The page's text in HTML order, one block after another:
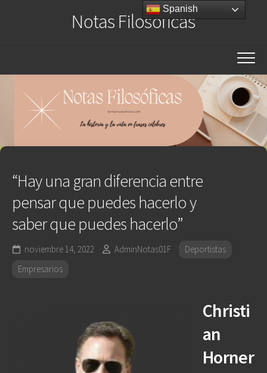
Notas Filosóficas
“Hay una gran diferencia entre
pensar que puedes hacerlo y
saber que puedes hacerlo”
noviembre 14, 2022 AdminNotas01F
Deportistas
Empresarios
Christi
an
Horner
Spanish